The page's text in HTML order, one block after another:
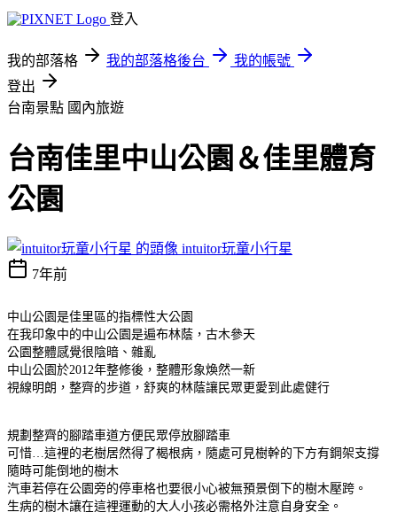
登入
我的部落格 我的部落格後台
我的帳號
登出
台南景點 國內旅遊
台南佳里中山公園＆佳里體育
公園
intuitor玩童小行星
7年前
中山公園是佳里區的指標性大公園
在我印象中的中山公園是遍布林蔭，古木參天
公園整體感覺很陰暗、雜亂
中山公園於2012年整修後，整體形象煥然一新
視線明朗，整齊的步道，舒爽的林蔭讓民眾更愛到此處健行
規劃整齊的腳踏車道方便民眾停放腳踏車
可惜…這裡的老樹居然得了楬根病，隨處可見樹幹的下方有鋼架支撐
隨時可能倒地的樹木
汽車若停在公園旁的停車格也要很小心被無預景倒下的樹木壓跨。
生病的樹木讓在這裡運動的大人小孩必需格外注意自身安全。